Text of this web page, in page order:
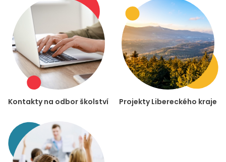
Kontakty na odbor školství Projekty Libereckého kraje